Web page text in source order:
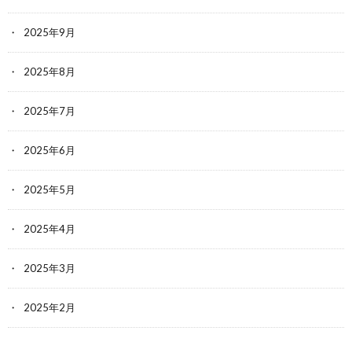
2025年9月
2025年8月
2025年7月
2025年6月
2025年5月
2025年4月
2025年3月
2025年2月